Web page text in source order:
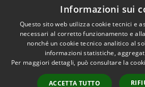
Dichiarazione di accessibilità
Accessibilità
Informazioni sui
Questo sito web utilizza cookie tecnici e
necessari al corretto funzionamento e
nonché un cookie tecnico analitico al
informazioni statistiche,
Per maggiori dettagli, può consultare la
ACCETTA TUTTO